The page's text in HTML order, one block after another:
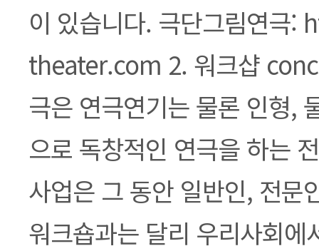
이 있습니다. 극단그림연
theater.com 2. 워크샵
극은 연극연기는 물론 인형,
으로 독창적인 연극을 하는
사업은 그 동안 일반인, 전문
워크숍과는 달리 우리사회에